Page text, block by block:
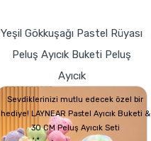
Yeşil Gökkuşağı Pastel Rüyası
Peluş Ayıcık Buketi Peluş
Ayıcık
Sevdiklerinizi mutlu edecek özel bir
hediye! LAYNEAR Pastel Ayıcık Buketi &
30 CM Peluş Ayıcık Seti